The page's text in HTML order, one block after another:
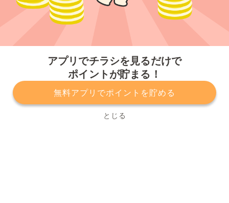
アプリでチラシを見るだけで
ポイントが貯まる！
無料アプリでポイントを貯める
とじる
プライバシーポリシー 利用規約
運営会社
サービスに関してのお問い合わせ